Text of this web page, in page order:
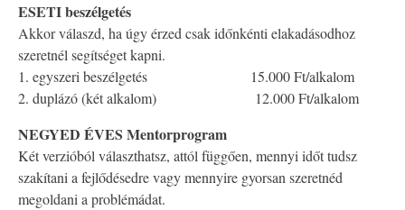
ESETI beszélgetés
Akkor válaszd, ha úgy érzed csak időnkénti elakadásodhoz
szeretnél segítséget kapni.
1. egyszeri beszélgetés 15.000 Ft/alkalom
2. duplázó (két alkalom) 12.000 Ft/alkalom
NEGYED ÉVES Mentorprogram
Két verzióból választhatsz, attól függően, mennyi időt tudsz
szakítani a fejlődésedre vagy mennyire gyorsan szeretnéd
megoldani a problémádat.